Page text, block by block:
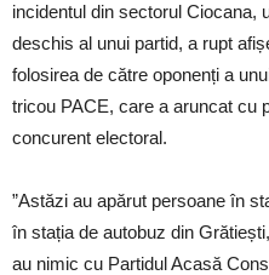
incidentul din sectorul Ciocana,
deschis al unui partid, a rupt
folosirea de către oponenți a
tricou PACE, care a aruncat cu
concurent electoral.
”Astăzi au apărut persoane în
în stația de autobuz din
au nimic cu Partidul Acasă